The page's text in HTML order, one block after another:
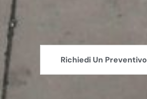
Richiedi Un Preventivo